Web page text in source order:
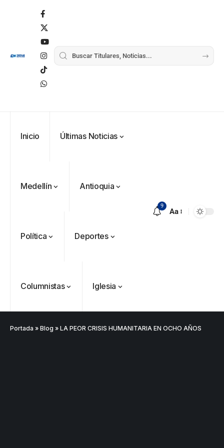
Inicio Últimas Noticias
Medellín Antioquia
Política Deportes
Columnistas Iglesia
9
Aa
Portada » Blog » LA PEOR CRISIS HUMANITARIA EN OCHO AÑOS